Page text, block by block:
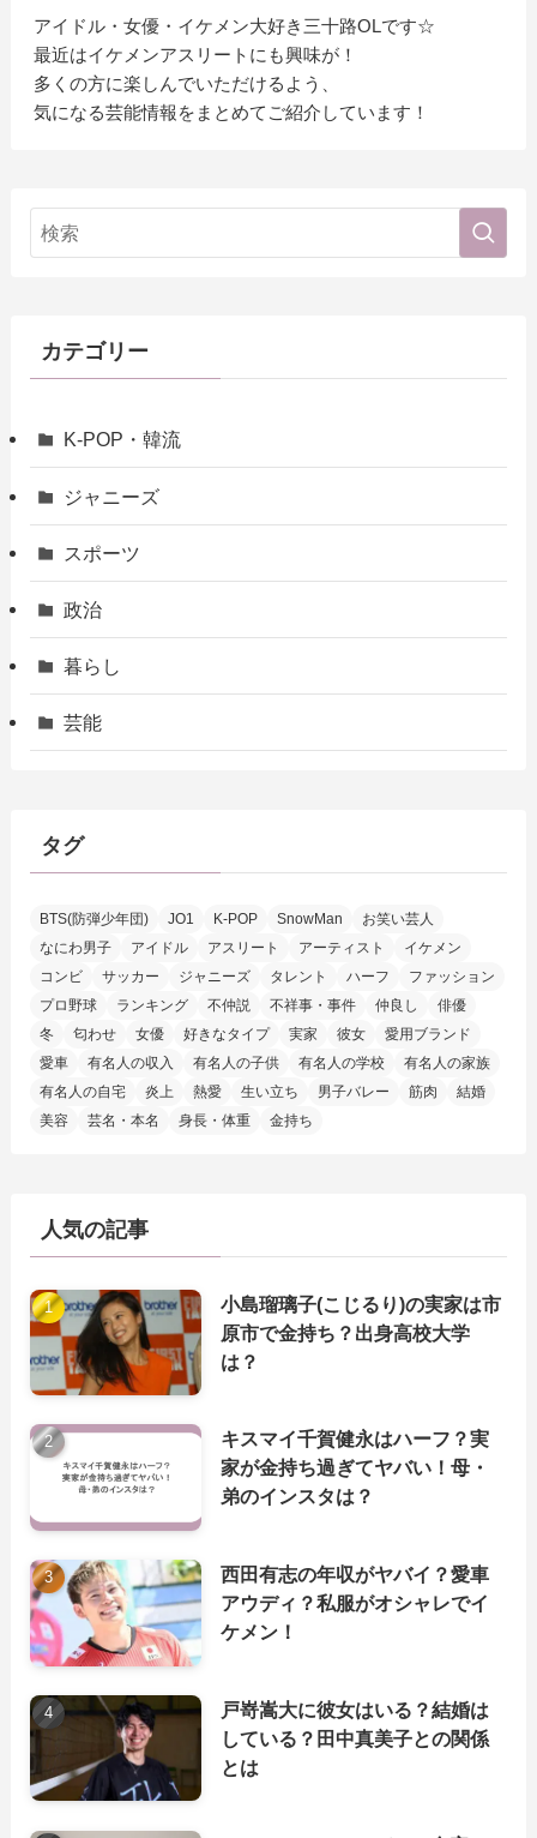
アイドル・女優・イケメン大好き三十路OLです☆
最近はイケメンアスリートにも興味が！
多くの方に楽しんでいただけるよう、
気になる芸能情報をまとめてご紹介しています！
カテゴリー
K-POP・韓流
ジャニーズ
スポーツ
政治
暮らし
芸能
タグ
BTS(防弾少年団) JO1 K-POP SnowMan
お笑い芸人
なにわ男子
アイドル アスリート アーティスト
イケメン
コンビ
サッカー ジャニーズ タレント ハーフ
ファッション
プロ野球
ランキング 不仲説 不祥事・事件 仲良し
俳優
冬
匂わせ 女優 好きなタイプ 実家 彼女
愛用ブランド
愛車
有名人の収入 有名人の子供 有名人の学校
有名人の家族
有名人の自宅
炎上 熱愛 生い立ち 男子バレー 筋肉
結婚
美容
芸名・本名 身長・体重 金持ち
人気の記事
小島瑠璃子(こじるり)の実家は市
原市で金持ち？出身高校大学
は？
キスマイ千賀健永はハーフ？実
家が金持ち過ぎてヤバい！母・
弟のインスタは？
西田有志の年収がヤバイ？愛車
アウディ？私服がオシャレでイ
ケメン！
戸嵜嵩大に彼女はいる？結婚は
している？田中真美子との関係
とは